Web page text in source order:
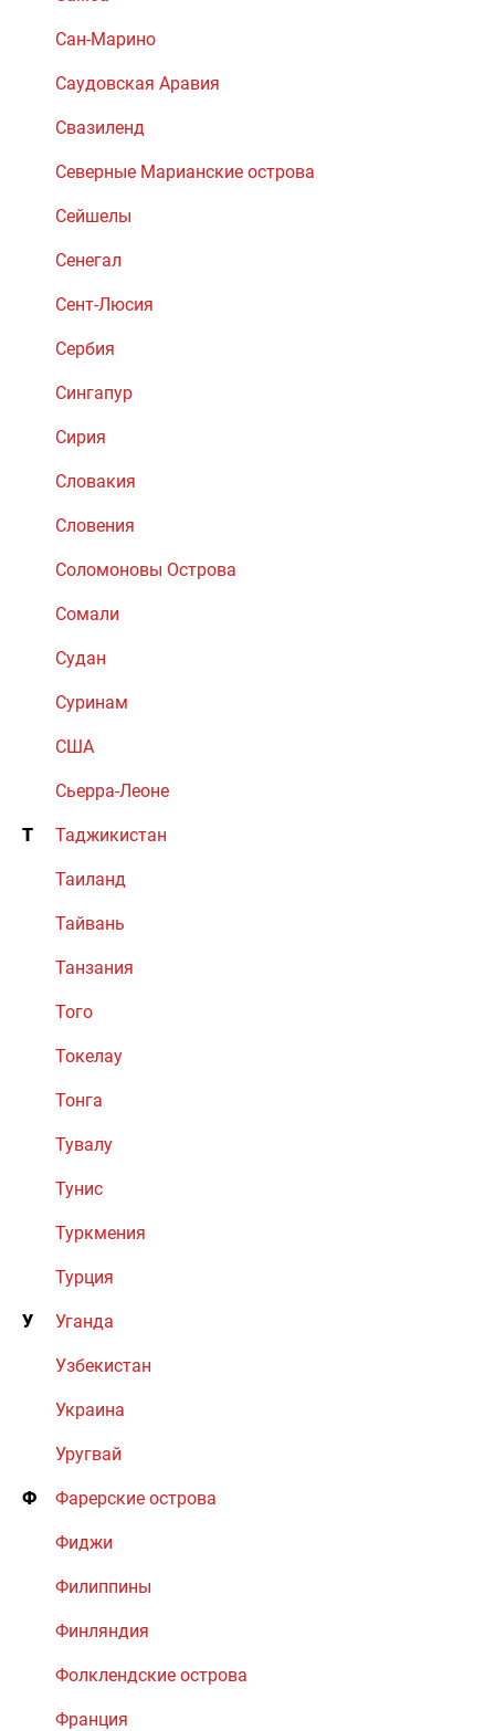
Сан-Марино
Саудовская Аравия
Свазиленд
Северные Марианские острова
Сейшелы
Сенегал
Сент-Люсия
Сербия
Сингапур
Сирия
Словакия
Словения
Соломоновы Острова
Сомали
Судан
Суринам
США
Сьерра-Леоне
Т Таджикистан
Таиланд
Тайвань
Танзания
Того
Токелау
Тонга
Тувалу
Тунис
Туркмения
Турция
У Уганда
Узбекистан
Украина
Уругвай
Ф Фарерские острова
Фиджи
Филиппины
Финляндия
Фолклендские острова
Франция